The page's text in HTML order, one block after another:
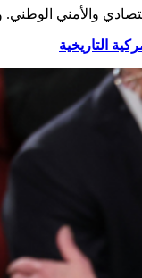
والأمني الوطني.
التاريخية